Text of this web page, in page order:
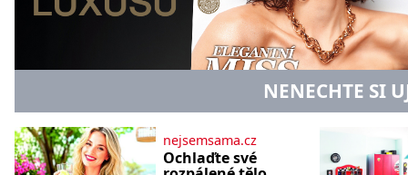
NENECHTE SI
nejsemsama.cz
Ochlaďte své